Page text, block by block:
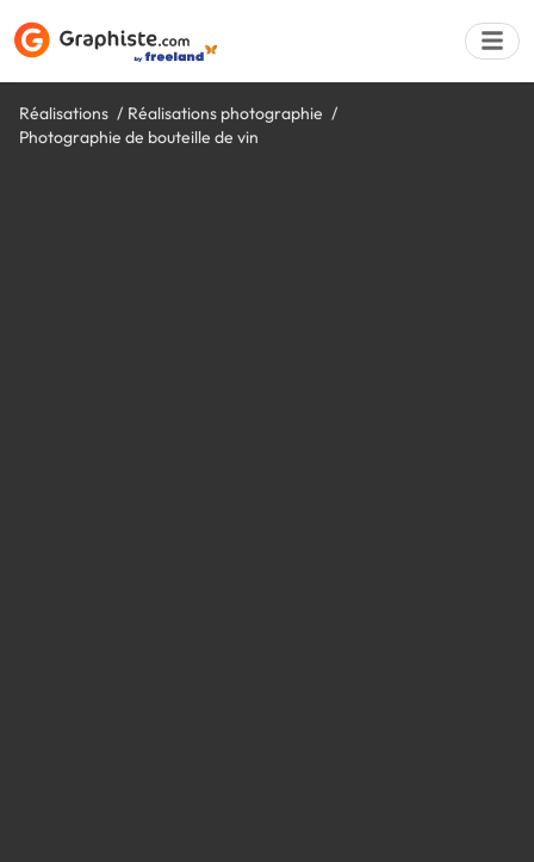
Réalisations
Réalisations photographie
Photographie de bouteille de vin